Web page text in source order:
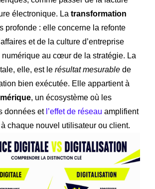
électronique. La transformation
profonde : elle concerne la refonte
et de la culture d’entreprise
numérique au cœur de la stratégie. La
elle, est le résultat mesurable de
bien exécutée. Elle appartient à
, un écosystème où les
données et l’effet de réseau amplifient
chaque nouvel utilisateur ou client.